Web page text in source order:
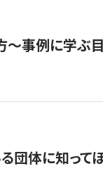
方〜事例に学
る団体に知って